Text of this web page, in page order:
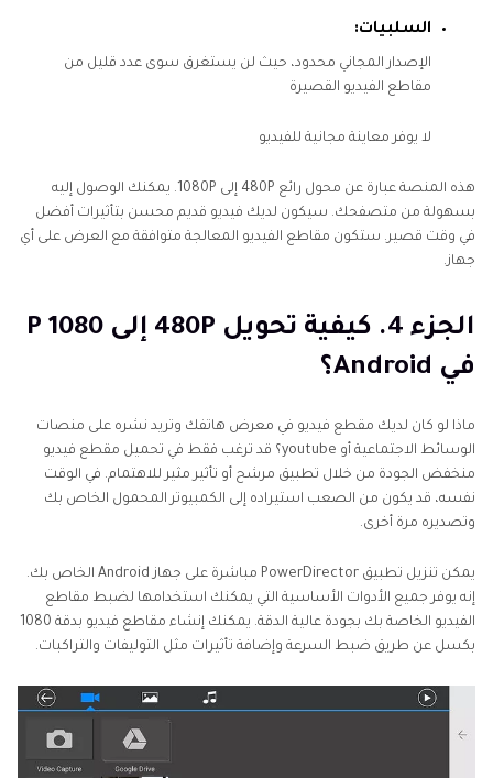
السلبيات:
الإصدار المجاني محدود، حيث لن يستغرق سوى عدد قليل من
مقاطع الفيديو القصيرة
لا يوفر معاينة مجانية للفيديو
هذه المنصة عبارة عن محول رائع 480P إلى 1080P. يمكنك الوصول إليه
بسهولة من متصفحك. سيكون لديك فيديو قديم محسن بتأثيرات أفضل
في وقت قصير. ستكون مقاطع الفيديو المعالجة متوافقة مع العرض على أي
جهاز.
الجزء 4. كيفية تحويل 480P إلى 1080 P
في Android؟
ماذا لو كان لديك مقطع فيديو في معرض هاتفك وتريد نشره على منصات
الوسائط الاجتماعية أو youtube؟ قد ترغب فقط في تحميل مقطع فيديو
منخفض الجودة من خلال تطبيق مرشح أو تأثير مثير للاهتمام. في الوقت
نفسه، قد يكون من الصعب استيراده إلى الكمبيوتر المحمول الخاص بك
وتصديره مرة أخرى.
يمكن تنزيل تطبيق PowerDirector مباشرة على جهاز Android الخاص بك.
إنه يوفر جميع الأدوات الأساسية التي يمكنك استخدامها لضبط مقاطع
الفيديو الخاصة بك بجودة عالية الدقة. يمكنك إنشاء مقاطع فيديو بدقة 1080
بكسل عن طريق ضبط السرعة وإضافة تأثيرات مثل التوليفات والتراكبات.